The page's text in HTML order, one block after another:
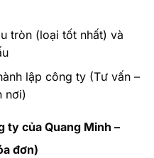
tròn (loại tốt nhất) và
lập công ty (Tư vấn –
nơi)
ty của Quang Minh –
đơn)